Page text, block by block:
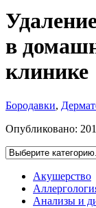
в
клинике
Бородавки,
Опубликовано:
Акушерство
Анализы и